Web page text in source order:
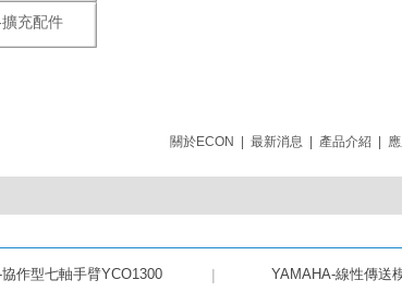
充配件
關於ECON 最新消息 產品介紹
作型七軸手臂YCO1300 | YAMAHA-線性傳送